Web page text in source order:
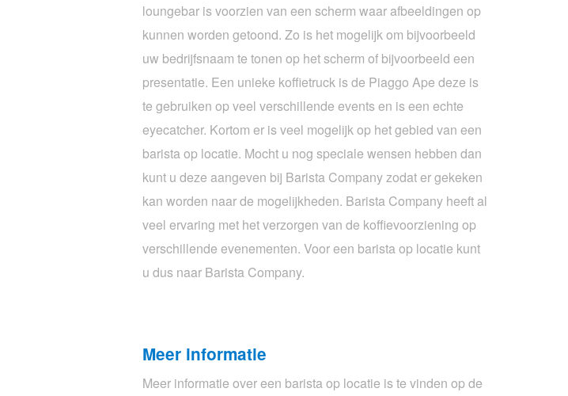
loungebar is voorzien van een scherm waar afbeeldingen op
kunnen worden getoond. Zo is het mogelijk om bijvoorbeeld
uw bedrijfsnaam te tonen op het scherm of bijvoorbeeld een
presentatie. Een unieke koffietruck is de Piaggo Ape deze is
te gebruiken op veel verschillende events en is een echte
eyecatcher. Kortom er is veel mogelijk op het gebied van een
barista op locatie. Mocht u nog speciale wensen hebben dan
kunt u deze aangeven bij Barista Company zodat er gekeken
kan worden naar de mogelijkheden. Barista Company heeft al
veel ervaring met het verzorgen van de koffievoorziening op
verschillende evenementen. Voor een barista op locatie kunt
u dus naar Barista Company.
Meer informatie
Meer informatie over een barista op locatie is te vinden op de